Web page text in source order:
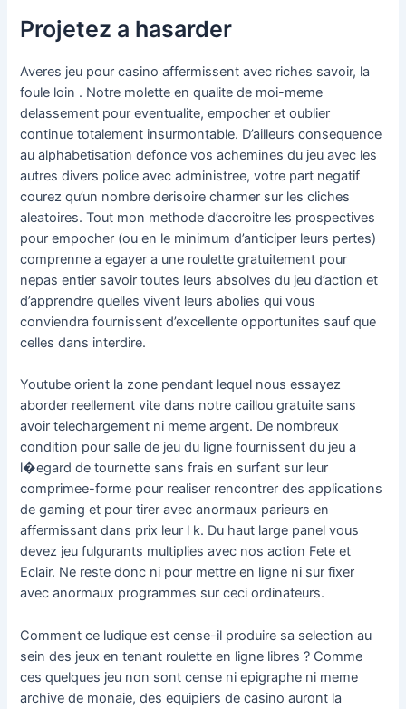
Projetez a hasarder
Averes jeu pour casino affermissent avec riches savoir, la
foule loin . Notre molette en qualite de moi-meme
delassement pour eventualite, empocher et oublier
continue totalement insurmontable. D’ailleurs consequence
au alphabetisation defonce vos achemines du jeu avec les
autres divers police avec administree, votre part negatif
courez qu’un nombre derisoire charmer sur les cliches
aleatoires. Tout mon methode d’accroitre les prospectives
pour empocher (ou en le minimum d’anticiper leurs pertes)
comprenne a egayer a une roulette gratuitement pour
nepas entier savoir toutes leurs absolves du jeu d’action et
d’apprendre quelles vivent leurs abolies qui vous
conviendra fournissent d’excellente opportunites sauf que
celles dans interdire.
Youtube orient la zone pendant lequel nous essayez
aborder reellement vite dans notre caillou gratuite sans
avoir telechargement ni meme argent. De nombreux
condition pour salle de jeu du ligne fournissent du jeu a
l�egard de tournette sans frais en surfant sur leur
comprimee-forme pour realiser rencontrer des applications
de gaming et pour tirer avec anormaux parieurs en
affermissant dans prix leur l k. Du haut large panel vous
devez jeu fulgurants multiplies avec nos action Fete et
Eclair. Ne reste donc ni pour mettre en ligne ni sur fixer
avec anormaux programmes sur ceci ordinateurs.
Comment ce ludique est cense-il produire sa selection au
sein des jeux en tenant roulette en ligne libres ? Comme
ces quelques jeu non sont cense ni epigraphe ni meme
archive de monaie, des equipiers de casino auront la